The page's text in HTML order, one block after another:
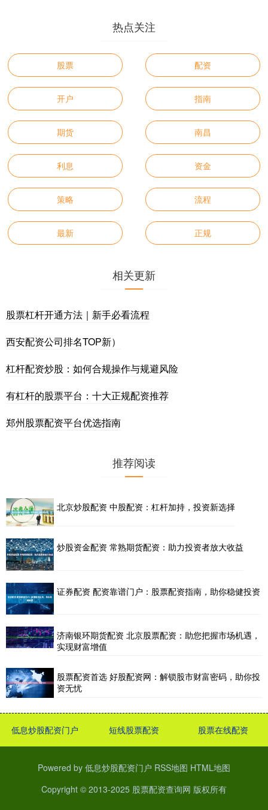
热点关注
股票 配资
开户 指南
期货 南昌
利息 资金
策略 流程
最新 正规
相关更新
股票杠杆开通方法｜新手必看流程
西安配资公司排名TOP新）
杠杆配资炒股：如何合规操作与规避风险
有杠杆的股票平台：十大正规配资推荐
郑州股票配资平台优选指南
推荐阅读
北京炒股配资 中股配资：杠杆加持，投资新选择
炒股资金配资 常熟期货配资：助力投资者放大收益
证券配资 配资靠谱门户：股票配资指南，助你稳健投资
济南银环期货配资 北京股票配资：助您把握市场机遇，
实现财富增值
股票配资首选 好股配资网：解锁股市财富密码，助你投
资无忧
低息炒股配资门户 短线股票配资 股票在线配资
Powered by 低息炒股配资门户 RSS地图 HTML地图
Copyright © 2013-2025 股票配资查询网 版权所有